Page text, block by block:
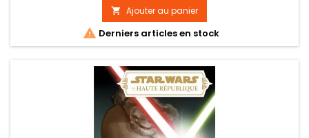
 Ajouter au panier
 Derniers articles en stock